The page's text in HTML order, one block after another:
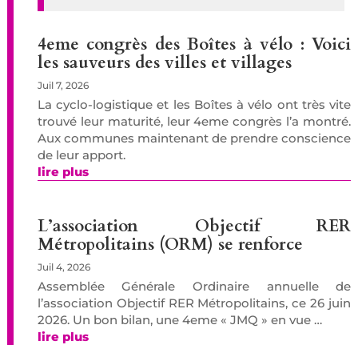
4eme congrès des Boîtes à vélo : Voici
les sauveurs des villes et villages
Juil 7, 2026
La cyclo-logistique et les Boîtes à vélo ont très vite
trouvé leur maturité, leur 4eme congrès l’a montré.
Aux communes maintenant de prendre conscience
de leur apport.
lire plus
L’association Objectif RER
Métropolitains (ORM) se renforce
Juil 4, 2026
Assemblée Générale Ordinaire annuelle de
l’association Objectif RER Métropolitains, ce 26 juin
2026. Un bon bilan, une 4eme « JMQ » en vue …
lire plus